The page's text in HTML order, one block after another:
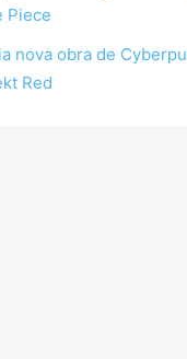
Piece
nova obra de
Red